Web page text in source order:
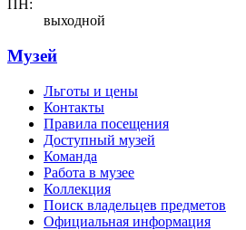
ПН:
выходной
Музей
Льготы и цены
Контакты
Правила посещения
Доступный музей
Команда
Работа в музее
Коллекция
Поиск владельцев предметов
Официальная информация